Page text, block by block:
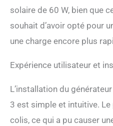
en
en
solaire de 60 W, bien que
souhait d’avoir opté pour
une charge encore plus
Expérience utilisateur et
L’installation du
3 est simple et intuitive.
colis, ce qui a pu causer